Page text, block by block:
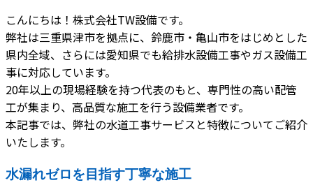
こんにちは！株式会社TW設備です。
弊社は三重県津市を拠点に、鈴鹿市・亀山市をはじめとした
県内全域、さらには愛知県でも給排水設備工事やガス設備工
事に対応しています。
20年以上の現場経験を持つ代表のもと、専門性の高い配管
工が集まり、高品質な施工を行う設備業者です。
本記事では、弊社の水道工事サービスと特徴についてご紹介
いたします。
水漏れゼロを目指す丁寧な施工